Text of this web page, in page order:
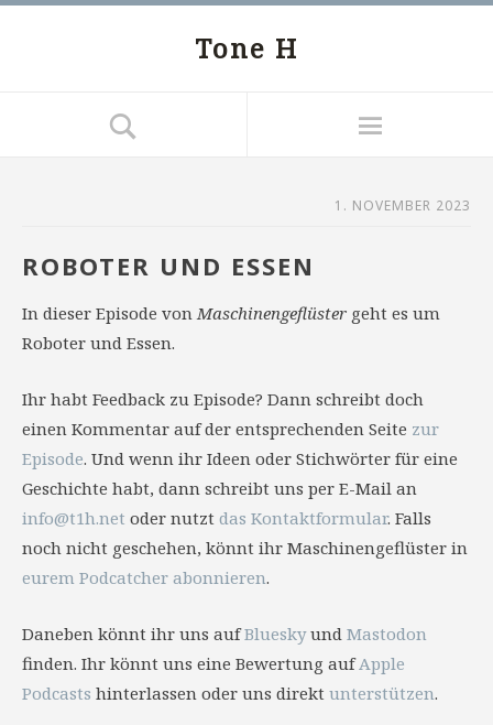
Tone H
1. NOVEMBER 2023
ROBOTER UND ESSEN
In dieser Episode vonMaschinengeflüster geht es um
Roboter und Essen.
Ihr habt Feedback zu Episode? Dann schreibt doch
einen Kommentar auf der entsprechenden Seite zur
Episode. Und wenn ihr Ideen oder Stichwörter für eine
Geschichte habt, dann schreibt uns per E-Mail an
info@t1h.net oder nutzt das Kontaktformular. Falls
noch nicht geschehen, könnt ihr Maschinengeflüster in
eurem Podcatcher abonnieren.
Daneben könnt ihr uns aufBlueskyund Mastodon
finden. Ihr könnt uns eine Bewertung aufApple
Podcasts hinterlassen oder uns direkt unterstützen.